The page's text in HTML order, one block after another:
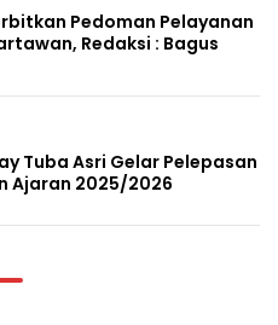
Pedoman Pelayanan
Redaksi : Bagus
Tuba Asri Gelar Pelepasan
Ajaran 2025/2026